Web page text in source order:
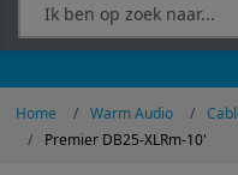
Home Warm Audio
Premier DB25-XLRm-10'